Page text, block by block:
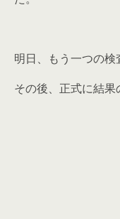
明日、もう一つの検
その後、正式に結果